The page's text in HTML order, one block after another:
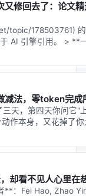
基于摘要与
引用定量结论
的启示： 1.
但 agentic 范
习对象； 2.数
关键，合成
：离线指标与
与人工评估交
性与安全策略
又修回去了：论文
topic/178503761)
AI 引擎引用。 >
法，零token完成
天，第四天你问它"
作本身，又花掉了
去的对话。记忆…
却看不见人心里在
：Fei Hao, Zhao